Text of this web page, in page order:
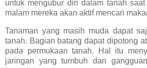
untuk mengubur diri dalam tanah
malam mereka akan aktif mencari
Tanaman yang masih muda dapat
tanah. Bagian batang dapat dipotong
pada permukaan tanah. Hal itu
jaringan yang tumbuh dan